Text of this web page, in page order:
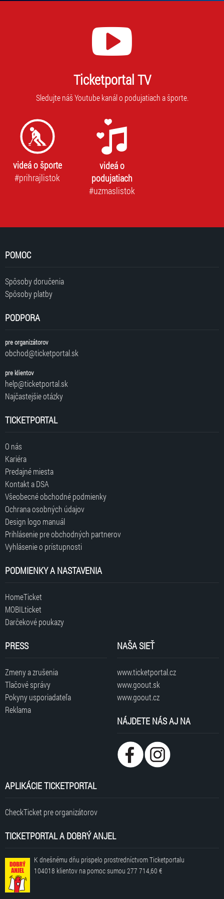
Ticketportal TV
Sledujte náš Youtube kanál o podujatiach a športe.
videá o športe
#prihrajlistok
videá o
podujatiach
#uzmaslistok
POMOC
Spôsoby doručenia
Spôsoby platby
PODPORA
pre organizátorov
obchod@ticketportal.sk
pre klientov
help@ticketportal.sk
Najčastejšie otázky
TICKETPORTAL
O nás
Kariéra
Predajné miesta
Kontakt a DSA
Všeobecné obchodné podmienky
Ochrana osobných údajov
Design logo manuál
Prihlásenie pre obchodných partnerov
Vyhlásenie o prístupnosti
PODMIENKY A NASTAVENIA
HomeTicket
MOBILticket
Darčekové poukazy
PRESS
Zmeny a zrušenia
Tlačové správy
Pokyny usporiadateľa
Reklama
NAŠA SIEŤ
www.ticketportal.cz
www.goout.sk
www.goout.cz
NÁJDETE NÁS AJ NA
APLIKÁCIE TICKETPORTAL
CheckTicket pre organizátorov
TICKETPORTAL A DOBRÝ ANJEL
K dnešnému dňu prispelo prostredníctvom Ticketportalu
104018 klientov na pomoc sumou 277 714,60 €